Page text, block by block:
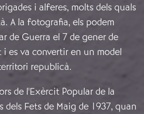
i alferes, molts dels quals
A la fotografia, els podem
de Guerra el 7 de gener de
es va convertir en un model
republicà.
de l'Exèrcit Popular de la
dels Fets de Maig de 1937, quan